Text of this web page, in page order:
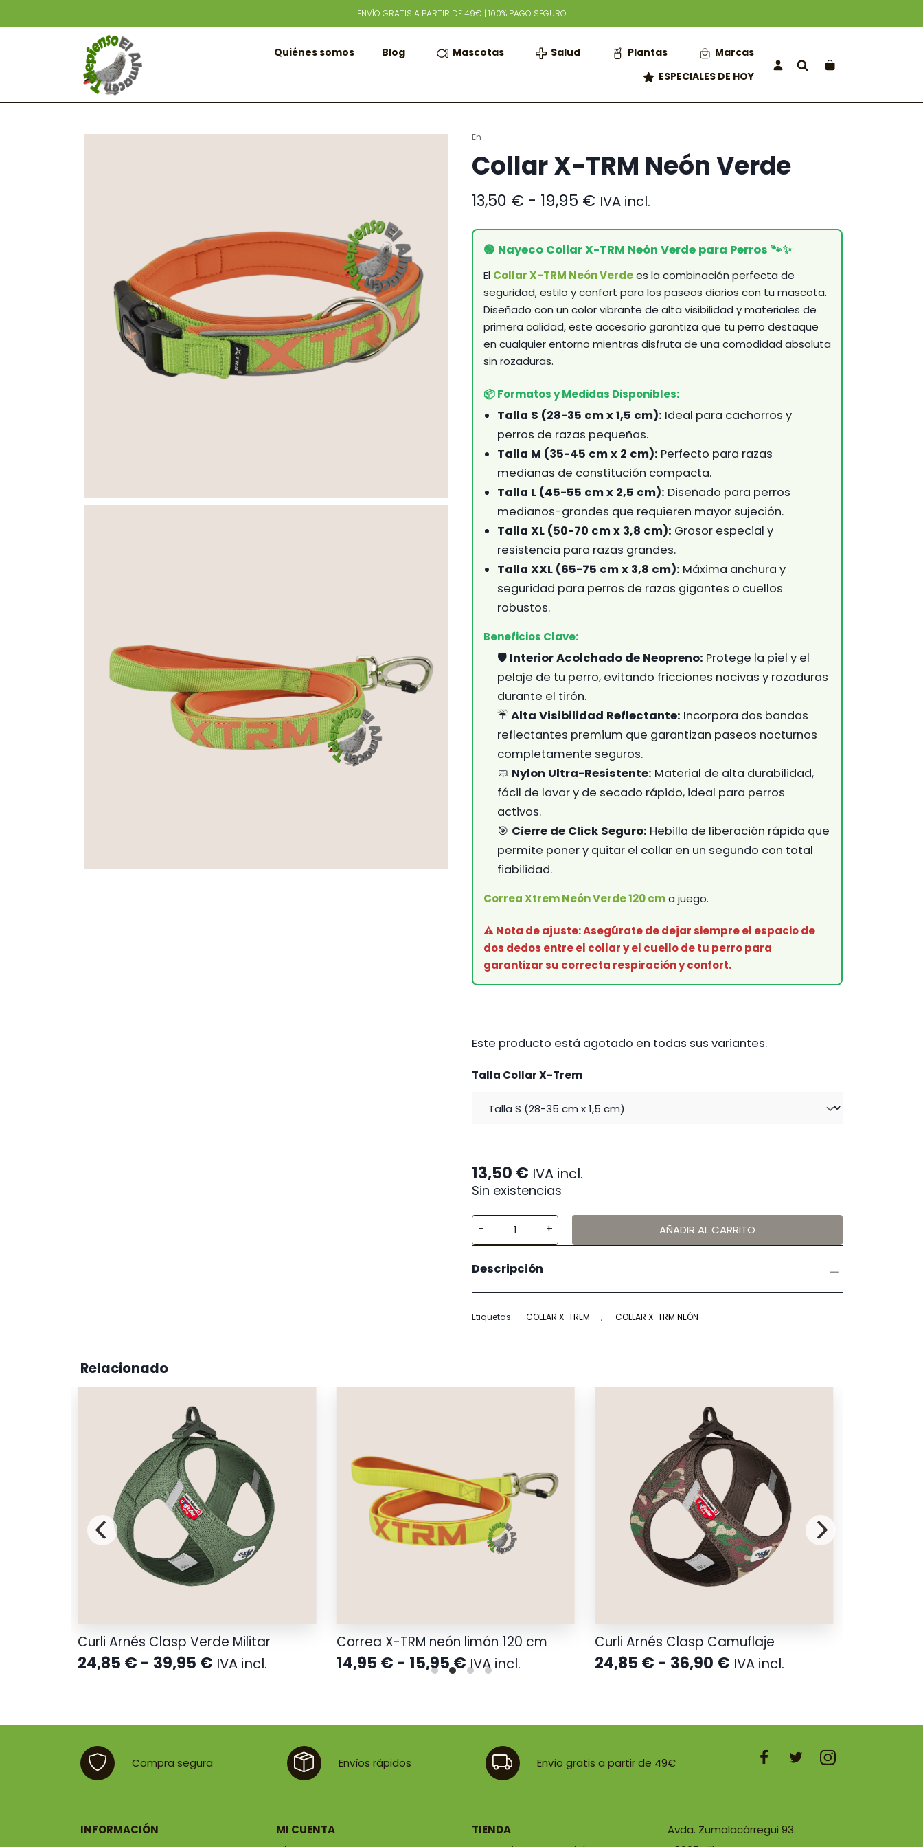
ENVÍO GRATIS A PARTIR DE 49€ | 100% PAGO SEGURO
Quiénes somos Blog Mascotas Salud Plantas
Marcas
ESPECIALES DE HOY
En
Collar X-TRM Neón Verde
13,50 € - 19,95 € Rango
precios:
desde
13,50 €
hasta
19,95 €
IVA incl.
🟢 Nayeco Collar X-TRM Neón Verde para Perros 🐾✨
El Collar X-TRM Neón Verdees la combinación perfecta de
seguridad, estilo y confort para los paseos diarios con tu mascota.
Diseñado con un color vibrante de alta visibilidad y materiales de
primera calidad, este accesorio garantiza que tu perro destaque
en cualquier entorno mientras disfruta de una comodidad absoluta
sin rozaduras.
📦 Formatos y Medidas Disponibles:
Talla S (28-35 cm x 1,5 cm): Ideal para cachorros y
perros de razas pequeñas.
Talla M (35-45 cm x 2 cm): Perfecto para razas
medianas de constitución compacta.
Talla L (45-55 cm x 2,5 cm): Diseñado para perros
medianos-grandes que requieren mayor sujeción.
Talla XL (50-70 cm x 3,8 cm): Grosor especial y
resistencia para razas grandes.
Talla XXL (65-75 cm x 3,8 cm): Máxima anchura y
seguridad para perros de razas gigantes o cuellos
robustos.
Beneficios Clave:
🛡️ Interior Acolchado de Neopreno: Protege la piel y el
pelaje de tu perro, evitando fricciones nocivas y rozaduras
durante el tirón.
☔ Alta Visibilidad Reflectante: Incorpora dos bandas
reflectantes premium que garantizan paseos nocturnos
completamente seguros.
🧼 Nylon Ultra-Resistente: Material de alta durabilidad,
fácil de lavar y de secado rápido, ideal para perros
activos.
🎯 Cierre de Click Seguro: Hebilla de liberación rápida que
permite poner y quitar el collar en un segundo con total
fiabilidad.
Correa Xtrem Neón Verde 120 cma juego.
⚠️ Nota de ajuste: Asegúrate de dejar siempre el espacio de
dos dedos entre el collar y el cuello de tu perro para
garantizar su correcta respiración y confort.
Este producto está agotado en todas sus variantes.
Talla Collar X-Trem
13,50 € IVA incl.
Sin existencias
TRM
cantidad
AÑADIR AL CARRITO
Descripción
Etiquetas: COLLAR X-TREM , COLLAR X-TRM NEÓN
Relacionado
Curli Arnés Clasp Verde Militar
24,85 € - 39,95 € Rango
24,85 €
IVA incl.
Correa X-TRM neón limón 120 cm
14,95 € - 15,95€Rango
de
14,95 €
15,95 €
IVA incl.
Curli Arnés Clasp Camuflaje
24,85 € - 36,90 € Rango
24,85 €
36,90 €
IVA incl.
Compra segura Envíos rápidos Envío gratis a partir de 49€
INFORMACIÓN
MI CUENTA
TIENDA
Avda. Zumalacárregui 93.